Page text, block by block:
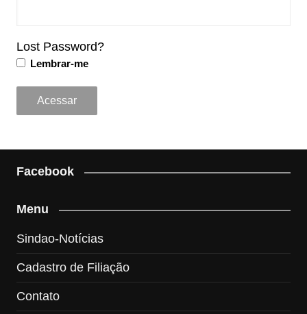
Lost Password?
Lembrar-me
Facebook
Menu
Sindao-Notícias
Cadastro de Filiação
Contato